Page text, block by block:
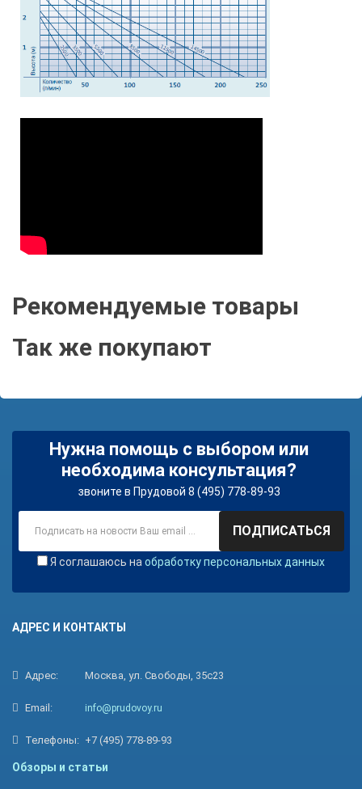
Рекомендуемые товары
Так же покупают
Нужна помощь с выбором или
необходима консультация?
звоните в Прудовой 8 (495) 778-89-93
ПОДПИСАТЬСЯ
Я соглашаюсь на обработку персональных данных
АДРЕС И КОНТАКТЫ
Адрес: Москва, ул. Свободы, 35с23
Email: info@prudovoy.ru
Телефоны: +7 (495) 778-89-93
Обзоры и статьи